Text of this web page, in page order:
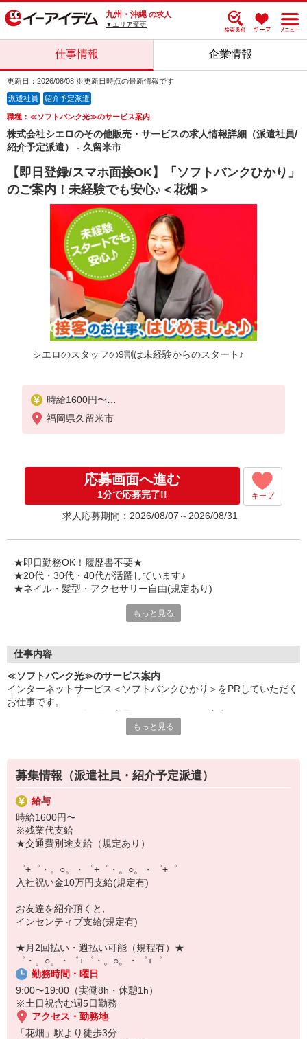
九州・沖縄 の求人
▼エリア変更
仕事情報 企業情報
更新日：2026/08/08 ※更新日時点の最新情報です
派遣社員 紹介予定派遣
職種：≪ソフトバンク光≫のサービス案内
株式会社シエロのその他販売・サービスの求人情報詳細（派遣社員/
紹介予定派遣） - 久留米市
【即日登録/スマホ面接OK】「ソフトバンクひかり」
のご案内！未経験でも安心♪＜花畑＞
シエロのスタッフの9割は未経験からのスタート♪
時給1600円〜
※残業代支給
★交通費別途支給（規定あり）
入社祝い金10万円支給(規定有)
お友達を紹介頂くと,
インセンティブ支給(規定有)
゜・。○。・゜+゜・。○。・゜+゜
福岡県久留米市
応募画面へ進む
1分で応募完了!! キープ
求人応募期間：2026/08/07～2026/08/31
★即日勤務OK！履歴書不要★
★20代・30代・40代が活躍しています♪
★ネイル・髪型・アクセサリー自由(規定あり)
シエロのご紹介するお店は、
何でも聞きやすい雰囲気の職場環境です。
お互いに教え合ったり、フォローしあったりする
優しい人間関係がある場所ばかり！
￣￣￣￣￣￣￣￣￣￣￣
▼オフィスワーク
事務、経理、データ入力、コールセンター、受付
▼工場・製造・軽作業系
機械/食品製造・梱包・仕分け・加工・組立・検査
▼美容系
眉毛サロンのアイブロウ・ネイリスト・エステ
▼営業・販売
法人営業・アパレル販売・個別指導塾・人材紹介
▼人気案件も多数
短期・期間限定・オープニング・官公庁案件
上場/優良/大手企業など
【スマホ面接実施中】
￣￣￣￣￣￣￣￣￣
自宅に居ながらスマホでカンタン面接OK！
オンライン面談なのでスピード対応。
もっと見る
仕事内容
≪ソフトバンク光≫のサービス案内
インターネットサービス＜ソフトバンクひかり＞をPRしていただく
お仕事です。
あなた専属のコーディネーターが親切・丁寧にフォローするので、
満足度◎
もっと見る
募集情報（派遣社員・紹介予定派遣）
給与
時給1600円〜
※残業代支給
★交通費別途支給（規定あり）
゜+゜・。○。・゜+゜・。○。・゜+゜
入社祝い金10万円支給(規定有)
お友達を紹介頂くと,
インセンティブ支給(規定有)
★月2回払い・週払い可能（規程有）★
゜・。○。・゜+゜・。○。・゜+゜
勤務時間・曜日
9:00〜19:00（実働8h・休憩1h）
※土日祝含む週5日勤務
アクセス・勤務地
「花畑」駅より徒歩3分